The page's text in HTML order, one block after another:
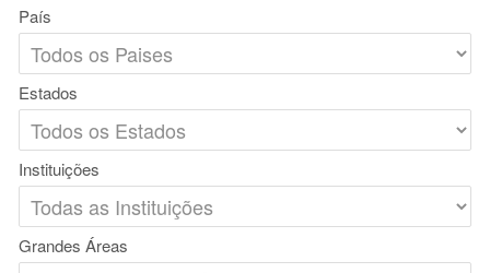
País
Estados
Instituições
Grandes Áreas